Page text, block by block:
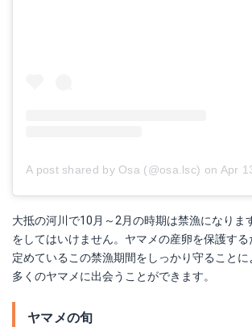
A post shared by Osa (@osa.lsc) on Apr 13,
大抵の河川で10月～2月の時期は禁漁になりま
をしてはいけません。ヤマメの産卵を保護す
定めているこの禁漁期間をしっかり守ること
多くのヤマメに出会うことができます。
ヤマメの旬